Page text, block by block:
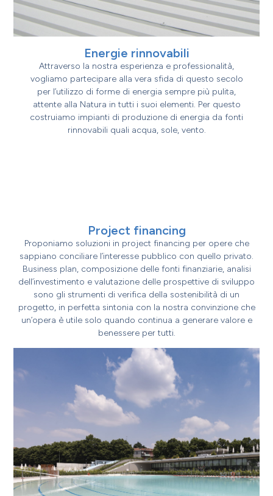
Energie rinnovabili
Attraverso la nostra esperienza e professionalità,
vogliamo partecipare alla vera sfida di questo secolo
per l’utilizzo di forme di energia sempre più pulita,
attente alla Natura in tutti i suoi elementi. Per questo
costruiamo impianti di produzione di energia da fonti
rinnovabili quali acqua, sole, vento.
Project financing
Proponiamo soluzioni in project financing per opere che
sappiano conciliare l’interesse pubblico con quello privato.
Business plan, composizione delle fonti finanziarie, analisi
dell’investimento e valutazione delle prospettive di sviluppo
sono gli strumenti di verifica della sostenibilità di un
progetto, in perfetta sintonia con la nostra convinzione che
un’opera è utile solo quando continua a generare valore e
benessere per tutti.